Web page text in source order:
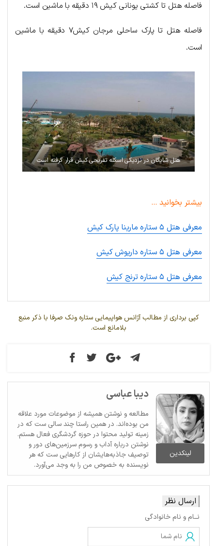
فاصله هتل تا کشتی یونانی کیش ۱۹ دقیقه با ماشین است.
فاصله هتل تا پارک ساحلی مرجان کیش۷ دقیقه با ماشین
است.
هتل شایگان در نزدیکی اسکله تفریحی کیش قرار گرفته است
بیشتر بخوانید …
معرفی هتل ۵ ستاره مارینا پارک کیش
معرفی هتل ۵ ستاره داریوش کیش
معرفی هتل ۵ ستاره ترنج کیش
کپی برداری از مطالب آژانس هواپیمایی ستاره ونک صرفا با ذکر منبع
بلامانع است.
لینکدین
دیبا عباسی
مطالعه و نوشتن همیشه از موضوعات مورد علاقه
من بوده‌اند. در همین راستا چند سالی ست که در
زمینه تولید محتوا در حوزه گردشگری فعال هستم.
نوشتن درباره آداب و رسوم سرزمین‌های دور و
توصیف جاذبه‌هایشان از کارهایی ست که هر
نویسنده به خصوص من را به وجد می‌آورد.
ارسال نظر
نــام و نام خانوادگی